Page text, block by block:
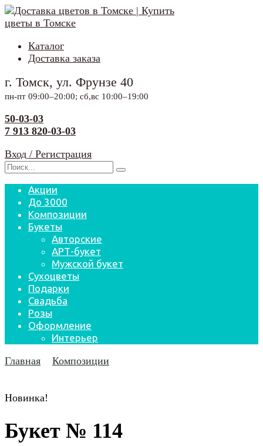
Перейти
к
Каталог
Доставка заказа
г. Томск, ул. Фрунзе 40
пн-пт 09:00–20:00; сб,вс 10:00–19:00
50-03-03
7 913 820-03-03
Вход / Регистрация
Search
Акции
До 3000
Композиции
Букеты
Авторские
АРТ-букет
Мужской букет
Сухоцветы
Подарки
Свадьба
Розы
Оформление
Интерьер
Главная Композиции
Новинка!
Букет № 114